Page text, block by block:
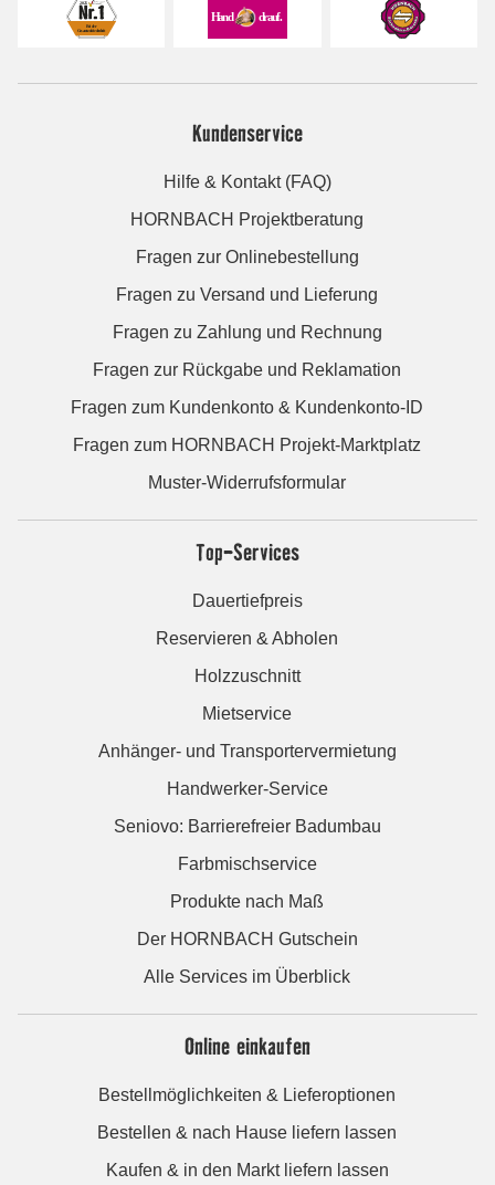
Kundenservice
Hilfe & Kontakt (FAQ)
HORNBACH Projektberatung
Fragen zur Onlinebestellung
Fragen zu Versand und Lieferung
Fragen zu Zahlung und Rechnung
Fragen zur Rückgabe und Reklamation
Fragen zum Kundenkonto & Kundenkonto-ID
Fragen zum HORNBACH Projekt-Marktplatz
Muster-Widerrufsformular
Top-Services
Dauertiefpreis
Reservieren & Abholen
Holzzuschnitt
Mietservice
Anhänger- und Transportervermietung
Handwerker-Service
Seniovo: Barrierefreier Badumbau
Farbmischservice
Produkte nach Maß
Der HORNBACH Gutschein
Alle Services im Überblick
Online einkaufen
Bestellmöglichkeiten & Lieferoptionen
Bestellen & nach Hause liefern lassen
Kaufen & in den Markt liefern lassen